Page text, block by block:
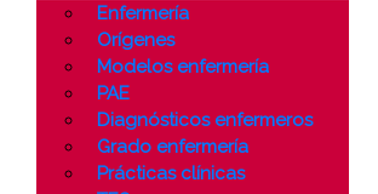
Enfermería
Orígenes
Modelos enfermería
PAE
Diagnósticos enfermeros
Grado enfermería
Prácticas clínicas